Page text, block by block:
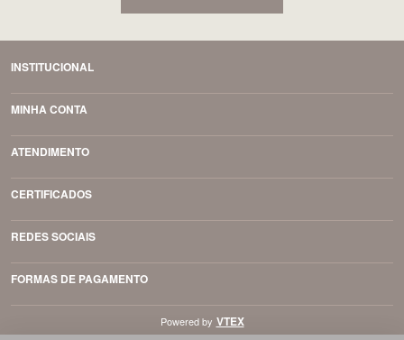
INSTITUCIONAL
MINHA CONTA
ATENDIMENTO
CERTIFICADOS
REDES SOCIAIS
FORMAS DE PAGAMENTO
Powered by VTEX